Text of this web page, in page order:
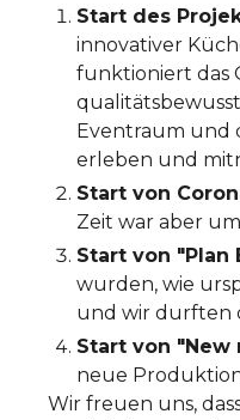
Start des
innovativer
funktioniert das
Eventraum und
erleben und
Start von
Zeit war aber
Start von "Plan
wurden, wie
und wir durften
Start von "New
neue
Wir freuen uns,